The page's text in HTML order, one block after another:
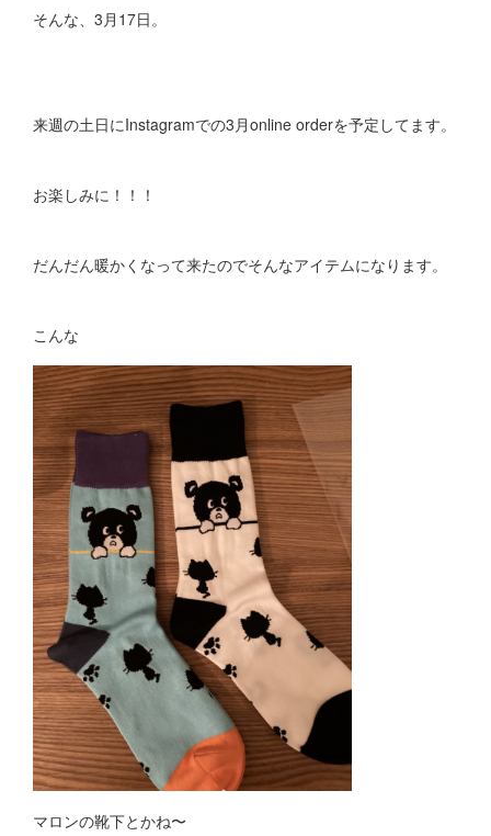
そんな、3月17日。
来週の土日にInstagramでの3月online orderを予定してます。
お楽しみに！！！
だんだん暖かくなって来たのでそんなアイテムになります。
こんな
マロンの靴下とかね〜